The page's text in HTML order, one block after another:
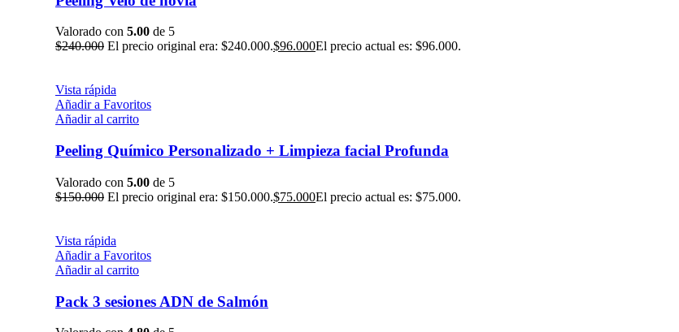
Valorado con 5.00 de 5
$240.000 El precio original era: $240.000.$96.000El precio actual es: $96.000.
Vista rápida
Añadir a Favoritos
Añadir al carrito
Peeling Químico Personalizado + Limpieza facial Profunda
Valorado con 5.00 de 5
$150.000 El precio original era: $150.000.$75.000El precio actual es: $75.000.
Vista rápida
Añadir a Favoritos
Añadir al carrito
Pack 3 sesiones ADN de Salmón